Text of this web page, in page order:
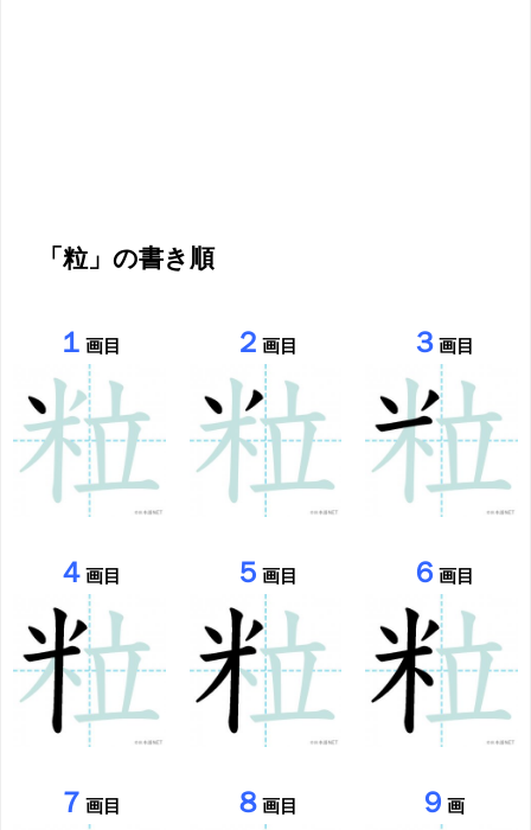
「粒」の書き順
１画目 ２ 画目 ３ 画目
４画目 ５ 画目 ６ 画目
７画目 ８ 画目 ９画